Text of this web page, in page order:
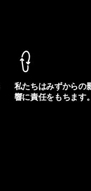
私たちはみずからの
響に責任をもちます。